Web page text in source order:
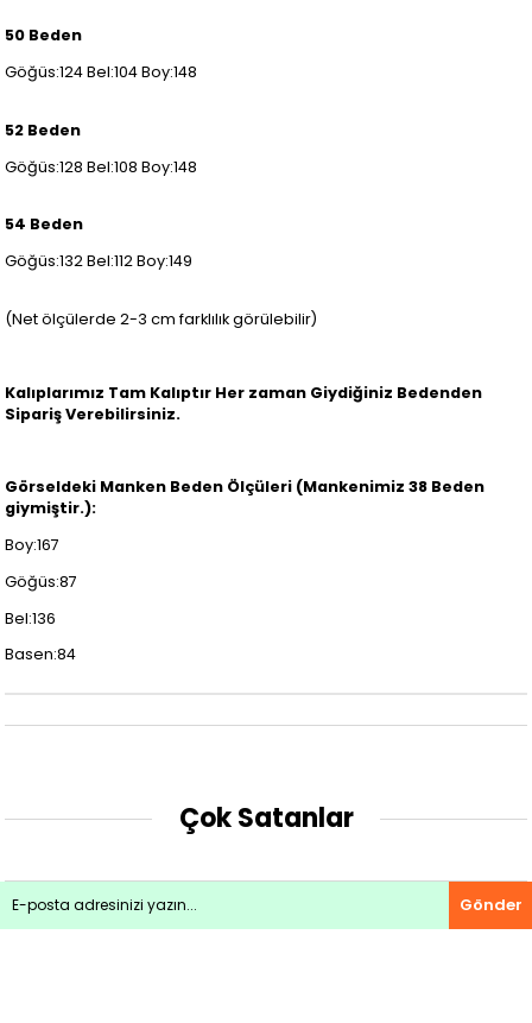
50 Beden
Göğüs:124 Bel:104 Boy:148
52 Beden
Göğüs:128 Bel:108 Boy:148
54 Beden
Göğüs:132 Bel:112 Boy:149
(Net ölçülerde 2-3 cm farklılık görülebilir)
Kalıplarımız Tam Kalıptır Her zaman Giydiğiniz Bedenden
Sipariş Verebilirsiniz.
Görseldeki Manken Beden Ölçüleri (Mankenimiz 38 Beden
giymiştir.):
Boy:167
Göğüs:87
Bel:136
Basen:84
Çok Satanlar
Gönder